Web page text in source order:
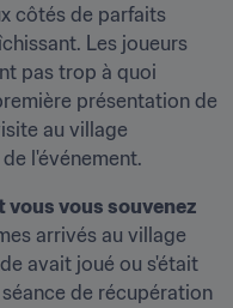
côtés de parfaits
Les joueurs
pas trop à quoi
présentation de
au village
l'événement.
vous souvenez
arrivés au village
avait joué ou s'était
de récupération